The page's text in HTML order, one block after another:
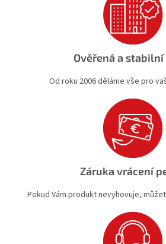
Ověřená a
Od roku 2006 děláme vše pro
Záruka vrácení
Pokud Vám produkt nevyhovuje,